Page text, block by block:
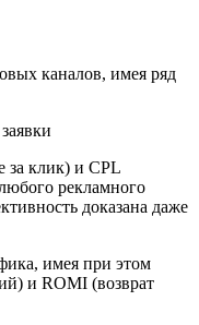
каналов, имея ряд
за клик) и CPL
рекламного
доказана даже
имея при этом
и ROMI (возврат